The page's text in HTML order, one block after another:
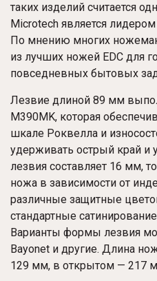
таких изделий считается
Microtech является
По мнению многих
из лучших ножей EDC для
повседневных бытовых
Лезвие длиной 89 мм
M390MK, которая
шкале Роквелла и
удерживать острый край и
лезвия составляет 16 мм,
ножа в зависимости от
различные защитные
стандартные
Варианты формы лезвия
Bayonet и другие. Длина
129 мм, в открытом — 217